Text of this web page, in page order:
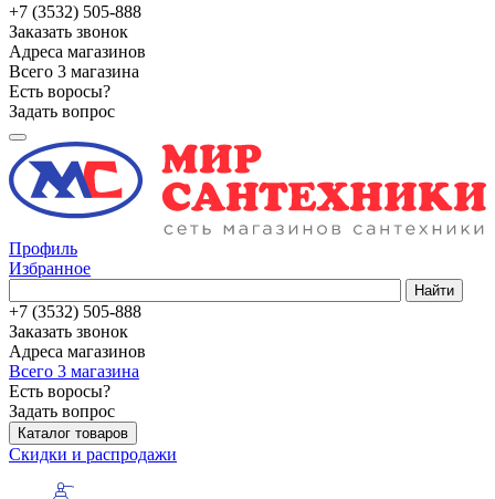
+7 (3532) 505-888
Заказать звонок
Адреса магазинов
Всего 3 магазина
Есть воросы?
Задать вопрос
Профиль
Избранное
Найти
+7 (3532) 505-888
Заказать звонок
Адреса магазинов
Всего 3 магазина
Есть воросы?
Задать вопрос
Каталог товаров
Скидки и распродажи